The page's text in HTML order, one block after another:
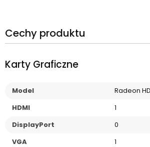
Cechy produktu
Karty Graficzne
Model
Radeon
HDMI
1
DisplayPort
0
VGA
1